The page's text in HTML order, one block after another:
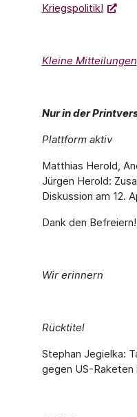
Kriegspolitik!
Kleine Mitteilungen
Nur in der
Plattform aktiv
Matthias Herold,
Jürgen Herold:
Diskussion am 12.
Dank den Befreiern!
Wir erinnern
Rücktitel
Stephan Jegielka:
gegen US-Raketen